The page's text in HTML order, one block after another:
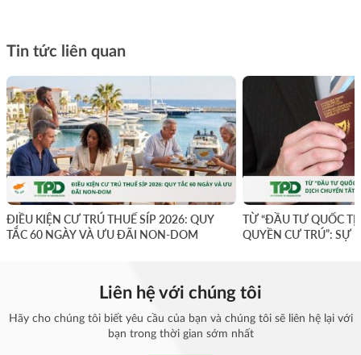
Tin tức liên quan
ĐIỀU KIỆN CƯ TRÚ THUẾ SÍP 2026: QUY
TẮC 60 NGÀY VÀ ƯU ĐÃI NON-DOM
TỪ “ĐẦU TƯ QUỐC
QUYỀN CƯ TRÚ”: SỰ
Liên hệ với chúng tôi
Hãy cho chúng tôi biết yêu cầu của bạn và chúng tôi sẽ liên hệ lại với
bạn trong thời gian sớm nhất